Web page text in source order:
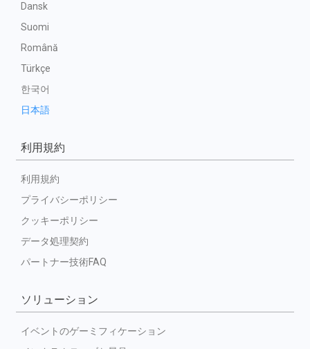
Dansk
Suomi
Română
Türkçe
한국어
日本語
利用規約
利用規約
プライバシーポリシー
クッキーポリシー
データ処理契約
パートナー技術FAQ
ソリューション
イベントのゲーミフィケーション